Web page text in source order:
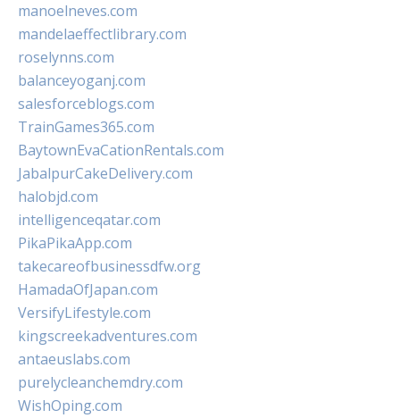
manoelneves.com
mandelaeffectlibrary.com
roselynns.com
balanceyoganj.com
salesforceblogs.com
TrainGames365.com
BaytownEvaCationRentals.com
JabalpurCakeDelivery.com
halobjd.com
intelligenceqatar.com
PikaPikaApp.com
takecareofbusinessdfw.org
HamadaOfJapan.com
VersifyLifestyle.com
kingscreekadventures.com
antaeuslabs.com
purelycleanchemdry.com
WishOping.com